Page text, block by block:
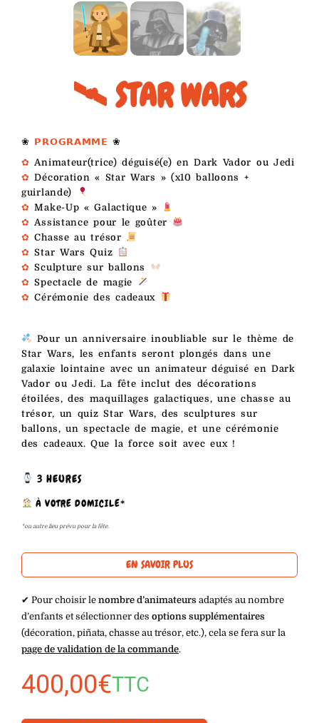
🛰 STAR WARS
❀ 𝗣𝗥𝗢𝗚𝗥𝗔𝗠𝗠𝗘 ❀
✿ Animateur(trice) déguisé(e) en Dark Vador ou Jedi
✿ Décoration « Star Wars » (x10 balloons +
guirlande)
✿ Make-Up « Galactique »
✿ Assistance pour le goûter
✿ Chasse au trésor
✿ Star Wars Quiz
✿ Sculpture sur ballons
✿ Spectacle de magie
✿ Cérémonie des cadeaux
Pour un anniversaire inoubliable sur le thème de
Star Wars, les enfants seront plongés dans une
galaxie lointaine avec un animateur déguisé en Dark
Vador ou Jedi. La fête inclut des décorations
étoilées, des maquillages galactiques, une chasse au
trésor, un quiz Star Wars, des sculptures sur
ballons, un spectacle de magie, et une cérémonie
des cadeaux. Que la force soit avec eux !
3 HEURES
À VOTRE DOMICILE*
*ou autre lieu prévu pour la fête.
EN SAVOIR PLUS
✔︎ Pour choisir le nombre d’animateurs adaptés au nombre
d’enfants et sélectionner des options supplémentaires
(décoration, piñata, chasse au trésor, etc.), cela se fera sur la
page de validation de la commande.
400,00€TTC